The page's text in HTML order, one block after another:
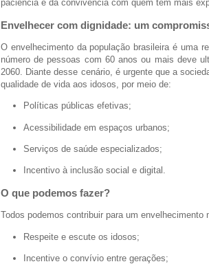
paciência e da convivência com quem tem mais
Envelhecer com dignidade: um
O envelhecimento da população brasileira é uma
número de pessoas com 60 anos ou mais deve
2060. Diante desse cenário, é urgente que a
qualidade de vida aos idosos, por meio de:
Políticas públicas efetivas;
Acessibilidade em espaços urbanos;
Serviços de saúde especializados;
Incentivo à inclusão social e digital.
O que podemos fazer?
Todos podemos contribuir para um envelhecimento
Respeite e escute os idosos;
Incentive o convívio entre gerações;